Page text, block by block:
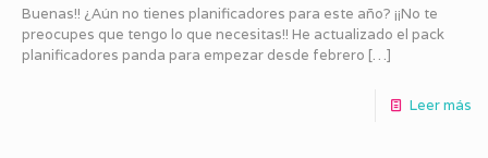
Buenas!! ¿Aún no tienes planificadores para este año? ¡¡No te
preocupes que tengo lo que necesitas!! He actualizado el pack
planificadores panda para empezar desde febrero […]
Leer más